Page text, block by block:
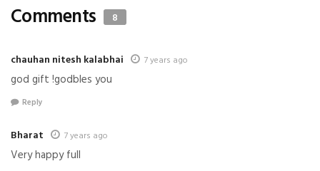
Comments 8
chauhan nitesh kalabhai 7 years ago
god gift !godbles you
Reply
Bharat 7 years ago
Very happy full